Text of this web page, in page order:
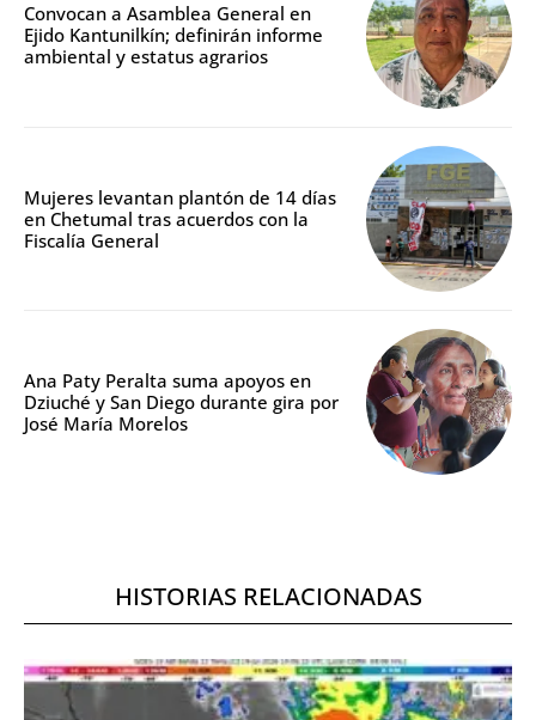
Convocan a Asamblea General en
Ejido Kantunilkín; definirán informe
ambiental y estatus agrarios
Mujeres levantan plantón de 14 días
en Chetumal tras acuerdos con la
Fiscalía General
Ana Paty Peralta suma apoyos en
Dziuché y San Diego durante gira por
José María Morelos
HISTORIAS RELACIONADAS